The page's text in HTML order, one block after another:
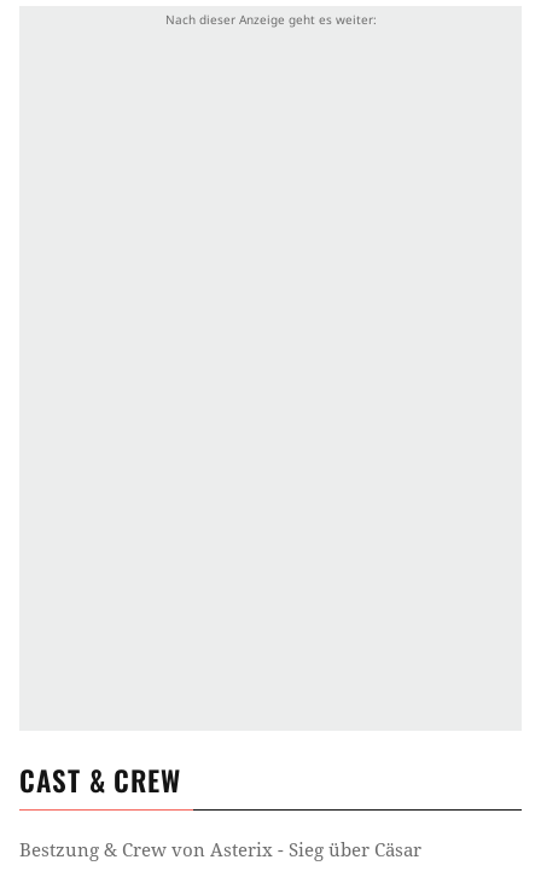
CAST & CREW
Bestzung & Crew von Asterix - Sieg über Cäsar